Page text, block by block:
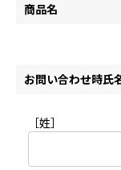
商品名
お問い合わせ時氏
［姓］